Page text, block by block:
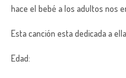
hace el bebé a los adultos nos
Esta canción esta dedicada a
Edad: